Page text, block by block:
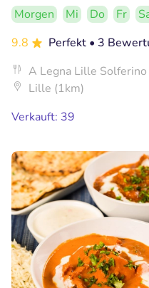
Morgen Mi Do Fr
9.8
Perfekt • 3
A Legna Lille Solferino
Lille (1km)
Verkauft: 39